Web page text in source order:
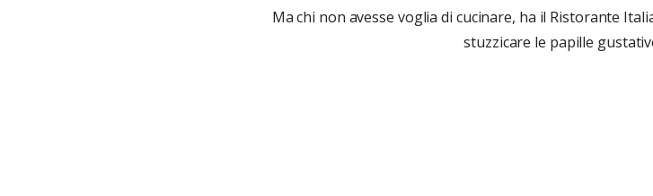
Ma chi non avesse voglia di cucinare, ha il Ristorante
stuzzicare le papille